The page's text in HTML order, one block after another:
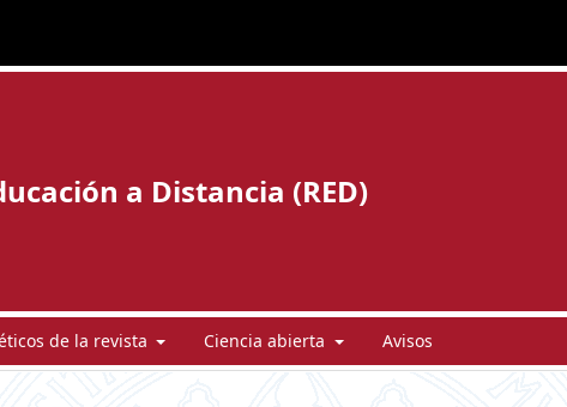
a Distancia (RED)
de la revista Ciencia abierta Avisos